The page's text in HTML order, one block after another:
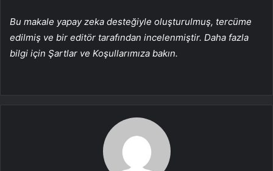
Bu makale yapay zeka desteğiyle oluşturulmuş, tercüme
edilmiş ve bir editör tarafından incelenmiştir. Daha fazla
bilgi için Şartlar ve Koşullarımıza bakın.